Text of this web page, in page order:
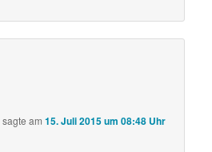
sagte am15. Juli 2015 um 08:48 Uhr